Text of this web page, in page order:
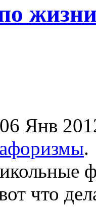
06 Янв
.
что